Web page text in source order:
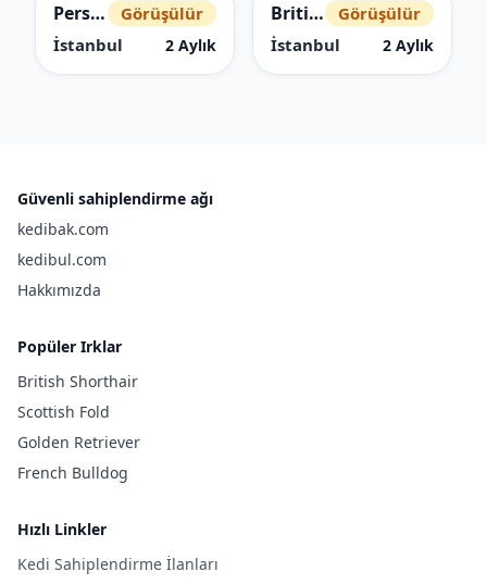
Persian (İran)
Görüşülür
İstanbul
2 Aylık
British Shorthair
Görüşülür
İstanbul
2 Aylık
Güvenli sahiplendirme ağı
kedibak.com
kedibul.com
Hakkımızda
Popüler Irklar
British Shorthair
Scottish Fold
Golden Retriever
French Bulldog
Hızlı Linkler
Kedi Sahiplendirme İlanları